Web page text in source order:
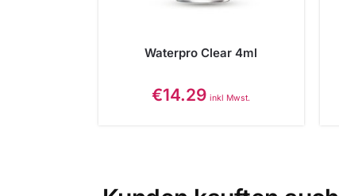
Waterpro Clear 4ml
€14.29 inkl Mwst.